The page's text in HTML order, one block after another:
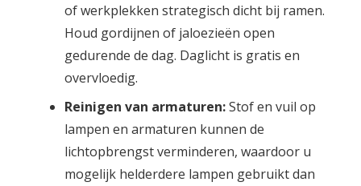
of werkplekken strategisch dicht bij ramen.
Houd gordijnen of jaloezieën open
gedurende de dag. Daglicht is gratis en
overvloedig.
Reinigen van armaturen:Stof en vuil op
lampen en armaturen kunnen de
lichtopbrengst verminderen, waardoor u
mogelijk helderdere lampen gebruikt dan